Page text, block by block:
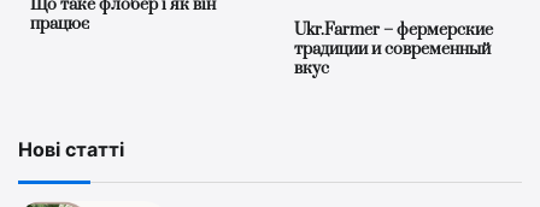
Що таке флобер і як він
працює
Ukr.Farmer – фермерские
традиции и современный
вкус
Нові статті